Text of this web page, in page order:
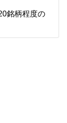
銘柄程度の